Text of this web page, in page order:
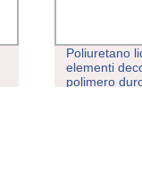
Poliuretano
elementi
polimero